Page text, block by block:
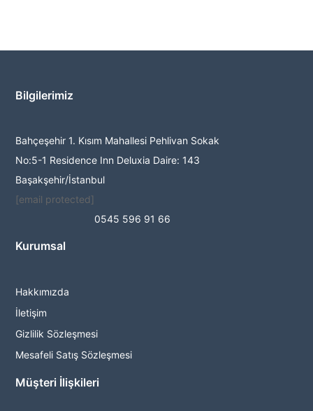
Bilgilerimiz
Bahçeşehir 1. Kısım Mahallesi Pehlivan Sokak
No:5-1 Residence Inn Deluxia Daire: 143
Başakşehir/İstanbul
[email protected]
0545 596 91 66
Kurumsal
Hakkımızda
İletişim
Gizlilik Sözleşmesi
Mesafeli Satış Sözleşmesi
Müşteri İlişkileri